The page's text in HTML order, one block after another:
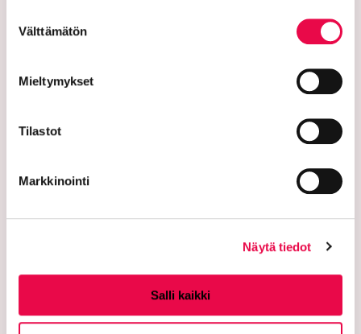
valinta
Välttämätön
Mieltymykset
Tilastot
Markkinointi
Näytä tiedot
Salli kaikki
verkkolaskuosoitteeseen. Kaupunki ja Riihimäen Vesi
eivät vastaanota laskuja sähköpostin liitteenä.
Riihimäen kaupunki:
Verkkolaskuoperaattori CGI Oy, 003703575029
Rii­hi­mäen Vesi:
Verkkolaskuoperaattori CGI Oy, 003703575029
Riihimäen Veden y-tunnus 0152563-4